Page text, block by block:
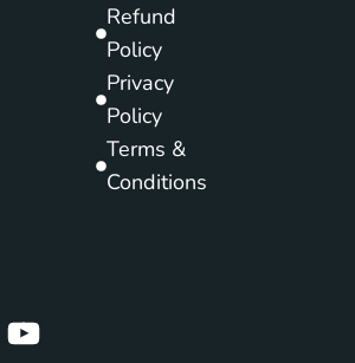
Refund
Policy
Privacy
Policy
Terms &
Conditions